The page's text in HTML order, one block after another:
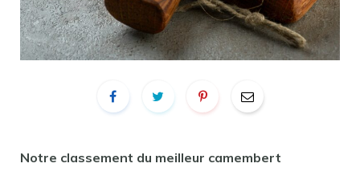
Notre classement du meilleur camembert